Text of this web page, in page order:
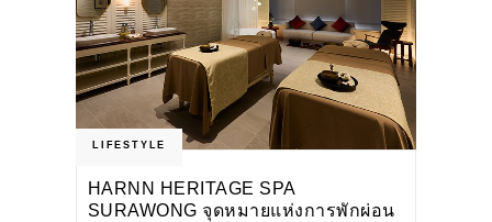
LIFESTYLE
HARNN HERITAGE SPA
SURAWONG จุดหมายแห่งการพักผ่อน